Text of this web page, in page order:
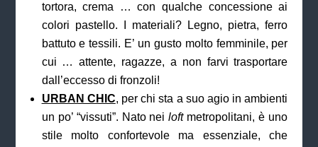
tortora, crema … con qualche concessione ai
colori pastello. I materiali? Legno, pietra, ferro
battuto e tessili. E’ un gusto molto femminile, per
cui … attente, ragazze, a non farvi trasportare
dall’eccesso di fronzoli!
URBAN CHIC, per chi sta a suo agio in ambienti
un po’ “vissuti”. Nato neiloftmetropolitani, è uno
stile molto confortevole ma essenziale, che